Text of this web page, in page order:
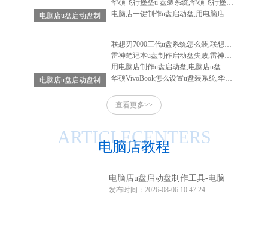
电脑店u盘启动盘制
华硕飞行堡垒u 盘装系统,华硕飞行堡垒装系统教程
电脑店一键制作u盘启动盘,用电脑店制作u盘启动盘
电脑店u盘启动盘制
联想刃7000三代u盘系统怎么装,联想刃7000怎么重装系统
雷神笔记本u盘制作启动盘失败,雷神笔记本u盘启动不了
用电脑店制作u盘启动盘,电脑店u盘启动盘制作工具教程
华硕VivoBook怎么设置u盘装系统,华硕vivobook如何重装系统
查看更多>>
电脑店教程
ARTICLECENTERS
电脑店u盘启动盘制作工具-电脑
店u盘启动装机工具
发布时间：2026-08-06 10:47:24